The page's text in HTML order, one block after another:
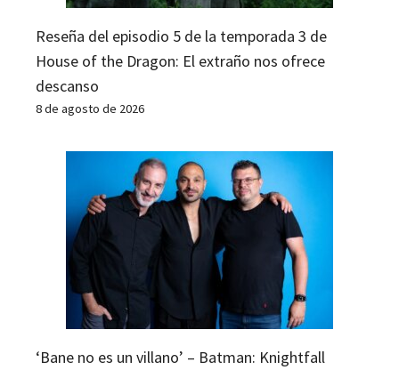
Reseña del episodio 5 de la temporada 3 de
House of the Dragon: El extraño nos ofrece
descanso
8 de agosto de 2026
‘Bane no es un villano’ – Batman: Knightfall